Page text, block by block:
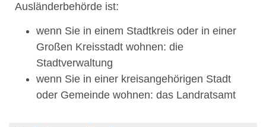
Ausländerbehörde ist:
wenn Sie in einem Stadtkreis oder in einer
Großen Kreisstadt wohnen: die
Stadtverwaltung
wenn Sie in einer kreisangehörigen Stadt
oder Gemeinde wohnen: das Landratsamt